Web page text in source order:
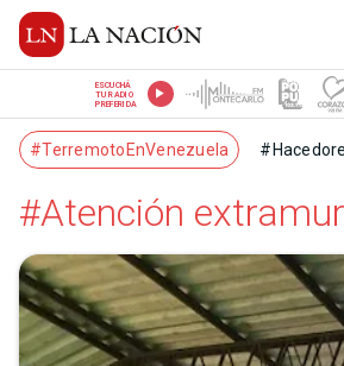
ESCUCHÁ
TU RADIO
PREFERIDA
#TerremotoEnVenezuela
#Atención